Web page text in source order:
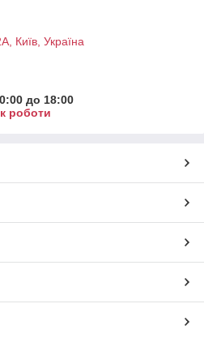
Київ, Україна
до 18:00
роботи